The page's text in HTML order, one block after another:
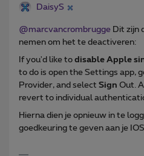
DaisyS
@marcvancrombrugge Dit zijn
nemen om het te deactiveren:
If you'd like to disable Apple
to do is open the Settings app,
Provider, and select Sign Out.
revert to individual
Hierna dien je opnieuw in te
goedkeuring te geven aan je